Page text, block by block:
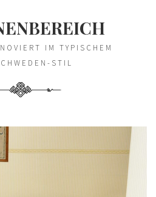
IM TYPISCHEM
STIL